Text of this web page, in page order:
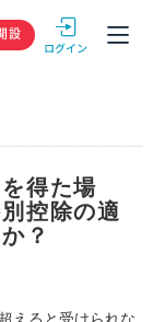
GMOクリック
設
得た場
控除の適
？